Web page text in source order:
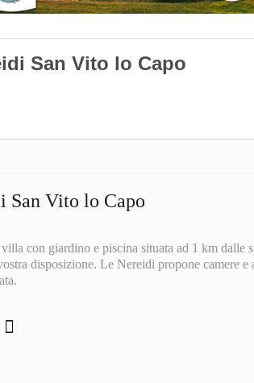
San Vito lo Capo
San Vito lo Capo
con giardino e piscina situata ad 1 km dalle
disposizione. Le Nereidi propone camere